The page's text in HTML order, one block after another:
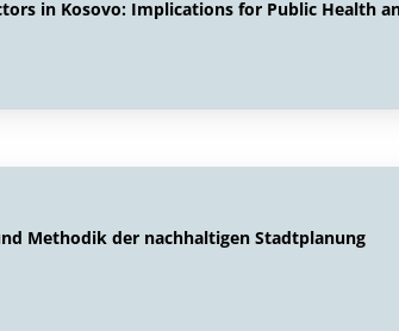
in Kosovo: Implications for Public Health
Methodik der nachhaltigen Stadtplanung